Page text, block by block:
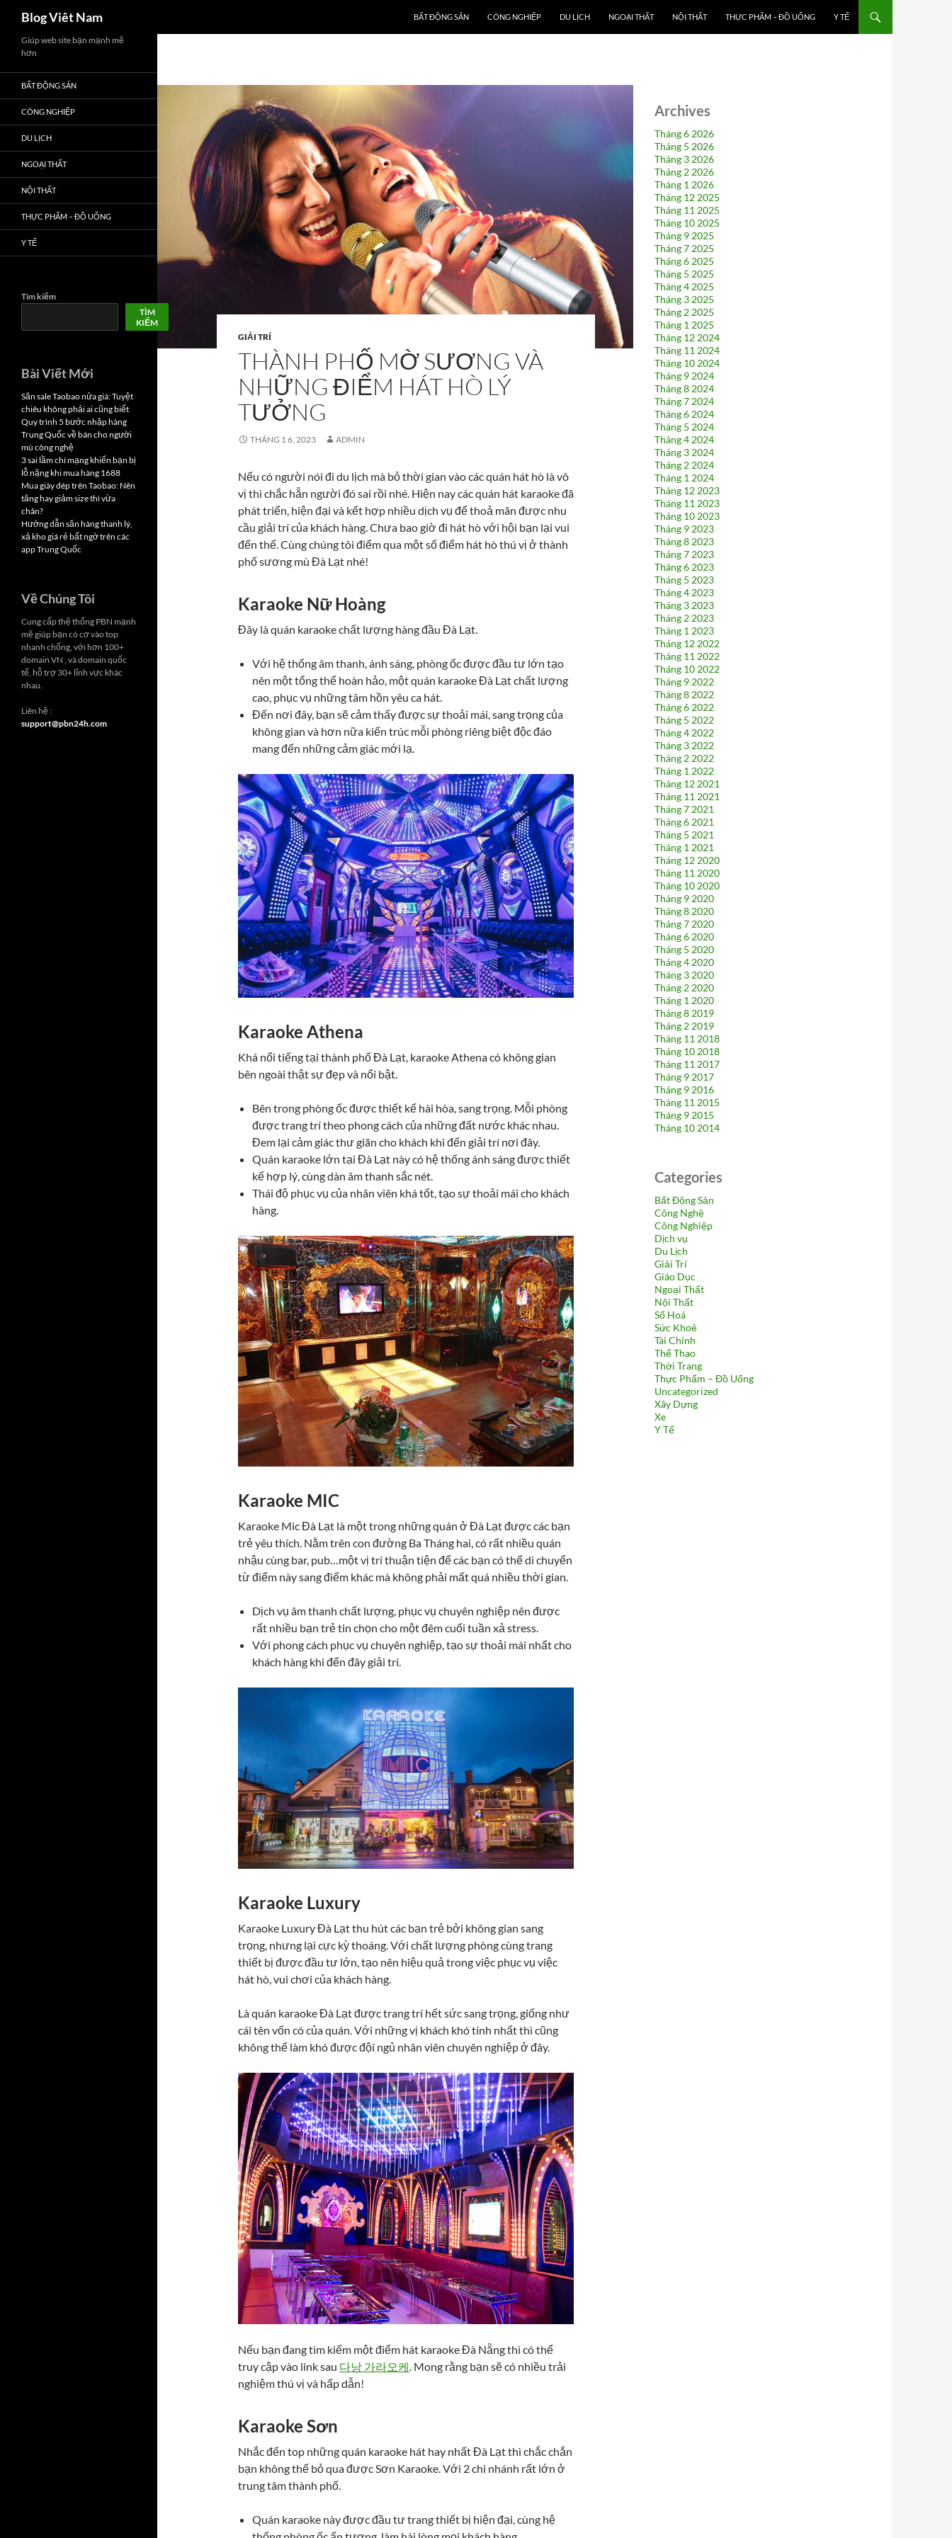
Chuyển
nội
dung
Blog Viêt Nam
kiếm
BẤT ĐỘNG SẢN CÔNG NGHIỆP DU LỊCH NGOẠI THẤT NỘI THẤT THỰC PHẨM – ĐỒ UỐNG Y TẾ
GIẢI TRÍ
THÀNH PHỐ MỜ SƯƠNG VÀ
NHỮNG ĐIỂM HÁT HÒ LÝ
TƯỞNG
THÁNG 1 6, 2023 ADMIN
Nếu có người nói đi du lịch mà bỏ thời gian vào các quán hát hò là vô
vị thì chắc hẵn người đó sai rồi nhé. Hiện nay các quán hát karaoke đã
phát triển, hiện đại và kết hợp nhiều dịch vụ để thoả mãn được nhu
cầu giải trí của khách hàng. Chưa bao giờ đi hát hò với hội bạn lại vui
đến thế. Cùng chúng tôi điểm qua một số điểm hát hò thú vị ở thành
phố sương mù Đà Lạt nhé!
Karaoke Nữ Hoàng
Đây là quán karaoke chất lượng hàng đầu Đà Lạt.
Với hệ thống âm thanh, ánh sáng, phòng ốc được đầu tư lớn tạo
nên một tổng thể hoàn hảo, một quán karaoke Đà Lạt chất lượng
cao, phục vụ những tâm hồn yêu ca hát.
Đến nơi đây, bạn sẽ cảm thấy được sự thoải mái, sang trọng của
không gian và hơn nữa kiến trúc mỗi phòng riêng biệt độc đáo
mang đến những cảm giác mới lạ.
Karaoke Athena
Khá nổi tiếng tại thành phố Đà Lạt, karaoke Athena có không gian
bên ngoài thật sự đẹp và nổi bật.
Bên trong phòng ốc được thiết kế hài hòa, sang trọng. Mỗi phòng
được trang trí theo phong cách của những đất nước khác nhau.
Đem lại cảm giác thư giãn cho khách khi đến giải trí nơi đây.
Quán karaoke lớn tại Đà Lạt này có hệ thống ánh sáng được thiết
kế hợp lý, cùng dàn âm thanh sắc nét.
Thái độ phục vụ của nhân viên khá tốt, tạo sự thoải mái cho khách
hàng.
Karaoke MIC
Karaoke Mic Đà Lạt là một trong những quán ở Đà Lạt được các bạn
trẻ yêu thích. Nằm trên con đường Ba Tháng hai, có rất nhiều quán
nhậu cùng bar, pub…một vị trí thuận tiện để các bạn có thể di chuyển
từ điểm này sang điểm khác mà không phải mất quá nhiều thời gian.
Dịch vụ âm thanh chất lượng, phục vụ chuyên nghiệp nên được
rất nhiều bạn trẻ tin chọn cho một đêm cuối tuần xả stress.
Với phong cách phục vụ chuyên nghiệp, tạo sự thoải mái nhất cho
khách hàng khi đến đây giải trí.
Karaoke Luxury
Karaoke Luxury Đà Lạt thu hút các bạn trẻ bởi không gian sang
trọng, nhưng lại cực kỳ thoáng. Với chất lượng phòng cùng trang
thiết bị được đầu tư lớn, tạo nên hiệu quả trong việc phục vụ việc
hát hò, vui chơi của khách hàng.
Là quán karaoke Đà Lạt được trang trí hết sức sang trọng, giống như
cái tên vốn có của quán. Với những vị khách khó tính nhất thì cũng
không thể làm khó được đội ngủ nhân viên chuyên nghiệp ở đây.
Nếu bạn đang tìm kiếm một điểm hát karaoke Đà Nẵng thì có thể
truy cập vào link sau 다낭 가라오케. Mong rằng bạn sẽ có nhiều trải
nghiệm thú vị và hấp dẫn!
Karaoke Sơn
Nhắc đến top những quán karaoke hát hay nhất Đà Lạt thì chắc chắn
bạn không thể bỏ qua được Sơn Karaoke. Với 2 chi nhánh rất lớn ở
trung tâm thành phố.
Quán karaoke này được đầu tư trang thiết bị hiện đại, cùng hệ
Archives
Tháng 6 2026
Tháng 5 2026
Tháng 3 2026
Tháng 2 2026
Tháng 1 2026
Tháng 12 2025
Tháng 11 2025
Tháng 10 2025
Tháng 9 2025
Tháng 7 2025
Tháng 6 2025
Tháng 5 2025
Tháng 4 2025
Tháng 3 2025
Tháng 2 2025
Tháng 1 2025
Tháng 12 2024
Tháng 11 2024
Tháng 10 2024
Tháng 9 2024
Tháng 8 2024
Tháng 7 2024
Tháng 6 2024
Tháng 5 2024
Tháng 4 2024
Tháng 3 2024
Tháng 2 2024
Tháng 1 2024
Tháng 12 2023
Tháng 11 2023
Tháng 10 2023
Tháng 9 2023
Tháng 8 2023
Tháng 7 2023
Tháng 6 2023
Tháng 5 2023
Tháng 4 2023
Tháng 3 2023
Tháng 2 2023
Tháng 1 2023
Tháng 12 2022
Tháng 11 2022
Tháng 10 2022
Tháng 9 2022
Tháng 8 2022
Tháng 6 2022
Tháng 5 2022
Tháng 4 2022
Tháng 3 2022
Tháng 2 2022
Tháng 1 2022
Tháng 12 2021
Tháng 11 2021
Tháng 7 2021
Tháng 6 2021
Tháng 5 2021
Tháng 1 2021
Tháng 12 2020
Tháng 11 2020
Tháng 10 2020
Tháng 9 2020
Tháng 8 2020
Tháng 7 2020
Tháng 6 2020
Tháng 5 2020
Tháng 4 2020
Tháng 3 2020
Tháng 2 2020
Tháng 1 2020
Tháng 8 2019
Tháng 2 2019
Tháng 11 2018
Tháng 10 2018
Tháng 11 2017
Tháng 9 2017
Tháng 9 2016
Tháng 11 2015
Tháng 9 2015
Tháng 10 2014
Categories
Bất Động Sản
Công Nghệ
Công Nghiệp
Dịch vụ
Du Lịch
Giải Trí
Giáo Dục
Ngoại Thất
Nội Thất
Số Hoá
Sức Khoẻ
Tài Chính
Thể Thao
Thời Trang
Thực Phẩm – Đồ Uống
Uncategorized
Xây Dựng
Xe
Y Tế
Giúp web site bạn mạnh mẽ
hơn
BẤT ĐỘNG SẢN
CÔNG NGHIỆP
DU LỊCH
NGOẠI THẤT
NỘI THẤT
THỰC PHẨM – ĐỒ UỐNG
Y TẾ
Tìm kiếm
TÌM
KIẾM
Bài Viết Mới
Săn sale Taobao nửa giá: Tuyệt
chiêu không phải ai cũng biết
Quy trình 5 bước nhập hàng
Trung Quốc về bán cho người
mù công nghệ
3 sai lầm chí mạng khiến bạn bị
lỗ nặng khi mua hàng 1688
Mua giày dép trên Taobao: Nên
tăng hay giảm size thì vừa
chân?
Hướng dẫn săn hàng thanh lý,
xả kho giá rẻ bất ngờ trên các
app Trung Quốc
Về Chúng Tôi
Cung cấp thệ thống PBN mạnh
mẽ giúp bạn có cơ vào top
nhanh chống, với hơn 100+
domain VN , và domain quốc
tế, hỗ trợ 30+ lĩnh vực khác
nhau.
Liên hệ :
support@pbn24h.com